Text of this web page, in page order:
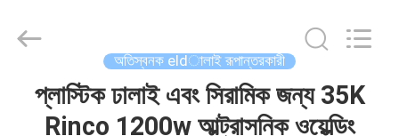
Equipment
Co.,Ltd.
অতিস্বনক eldালাই রূপান্তরকারী
প্লাস্টিক ঢালাই এবং সিরামিক জন্য 35K
Rinco 1200w আল্ট্রাসনিক ওয়েল্ডিং